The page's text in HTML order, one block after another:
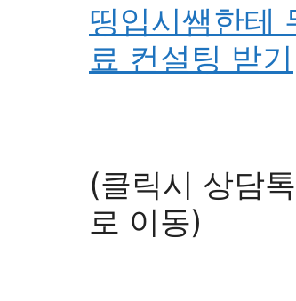
띵입시쌤한테
료 컨설팅 받기
(클릭시 상담
로 이동)